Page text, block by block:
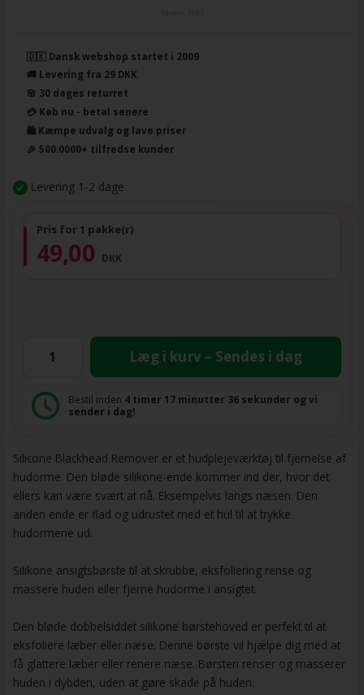
🇩🇰 Dansk webshop startet i 2009
🚚 Levering fra 29 DKK
🌸 30 dages returret
💳 Køb nu - betal senere
🛍️ Kæmpe udvalg og lave priser
🎉 500.0000+ tilfredse kunder
Levering 1-2 dage
Pris for 1 pakke(r)
49,00 DKK
Læg i kurv – Sendes i dag
Bestil inden 4 timer 17 minutter 36 sekunder og vi
sender i dag!
Silicone Blackhead Remover er et hudplejeværktøj til fjernelse af
hudorme. Den bløde silikone-ende kommer ind der, hvor det
ellers kan være svært at nå. Eksempelvis langs næsen. Den
anden ende er flad og udrustet med et hul til at trykke
hudormene ud.
Silikone ansigtsbørste til at skrubbe, eksfoliering rense og
massere huden eller fjerne hudorme i ansigtet.
Den bløde dobbelsiddet silikone børstehoved er perfekt til at
eksfoliere læber eller næse. Denne børste vil hjælpe dig med at
få glattere læber eller renere næse. Børsten renser og masserer
huden i dybden, uden at gøre skade på huden.